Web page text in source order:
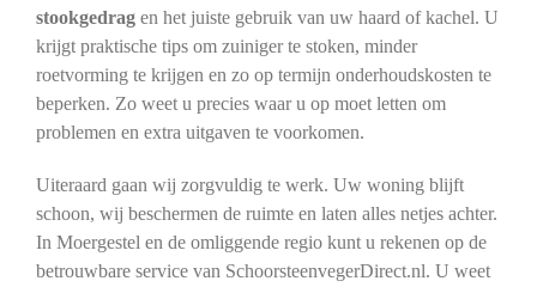
stookgedragen het juiste gebruik van uw haard of kachel. U
krijgt praktische tips om zuiniger te stoken, minder
roetvorming te krijgen en zo op termijn onderhoudskosten te
beperken. Zo weet u precies waar u op moet letten om
problemen en extra uitgaven te voorkomen.
Uiteraard gaan wij zorgvuldig te werk. Uw woning blijft
schoon, wij beschermen de ruimte en laten alles netjes achter.
In Moergestel en de omliggende regio kunt u rekenen op de
betrouwbare service van SchoorsteenvegerDirect.nl. U weet